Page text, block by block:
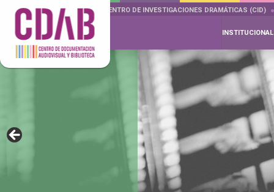
DOCUMENTA DRAMÁTICAS CENTRO DE INVESTIGACIONES DRAMÁTICAS (CID)
INSTITUCIONAL